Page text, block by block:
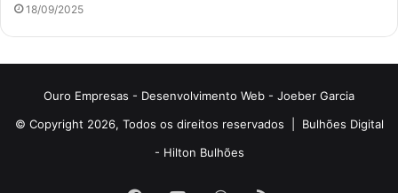
18/09/2025
Ouro Empresas - Desenvolvimento Web - Joeber Garcia
© Copyright 2026, Todos os direitos reservados | Bulhões Digital
- Hilton Bulhões